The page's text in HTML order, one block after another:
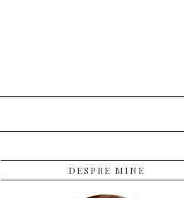
DESPRE MINE